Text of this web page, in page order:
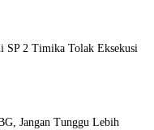
SP 2 Timika Tolak Eksekusi
Jangan Tunggu Lebih